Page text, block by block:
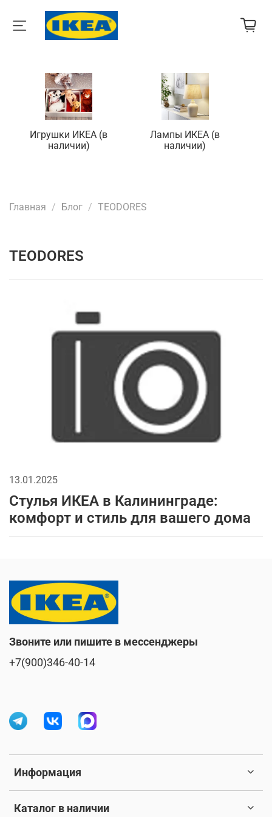
Игрушки ИКЕА (в
наличии)
Лампы ИКЕА (в
наличии)
Главная Блог TEODORES
TEODORES
13.01.2025
Стулья ИКЕА в Калининграде:
комфорт и стиль для вашего дома
Информация
Каталог в наличии
Звоните или пишите в мессенджеры
+7(900)346-40-14